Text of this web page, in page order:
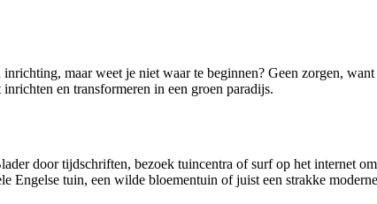
maar weet je niet waar te beginnen? Geen zorgen,
en transformeren in een groen paradijs.
door tijdschriften, bezoek tuincentra of surf op het internet
Engelse tuin, een wilde bloementuin of juist een strakke